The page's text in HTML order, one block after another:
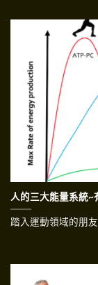
人的三大能量系統~
踏入運動領域的朋